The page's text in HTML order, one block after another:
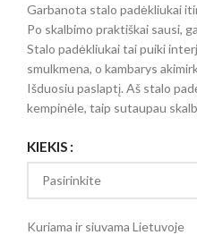
Garbanota stalo padėkliukai
Po skalbimo praktiškai sausi,
Stalo padėkliukai tai puiki
smulkmena, o kambarys
Išduosiu paslaptį. Aš stalo
kempinėle, taip sutaupau
KIEKIS
Kuriama ir siuvama Lietuvoje